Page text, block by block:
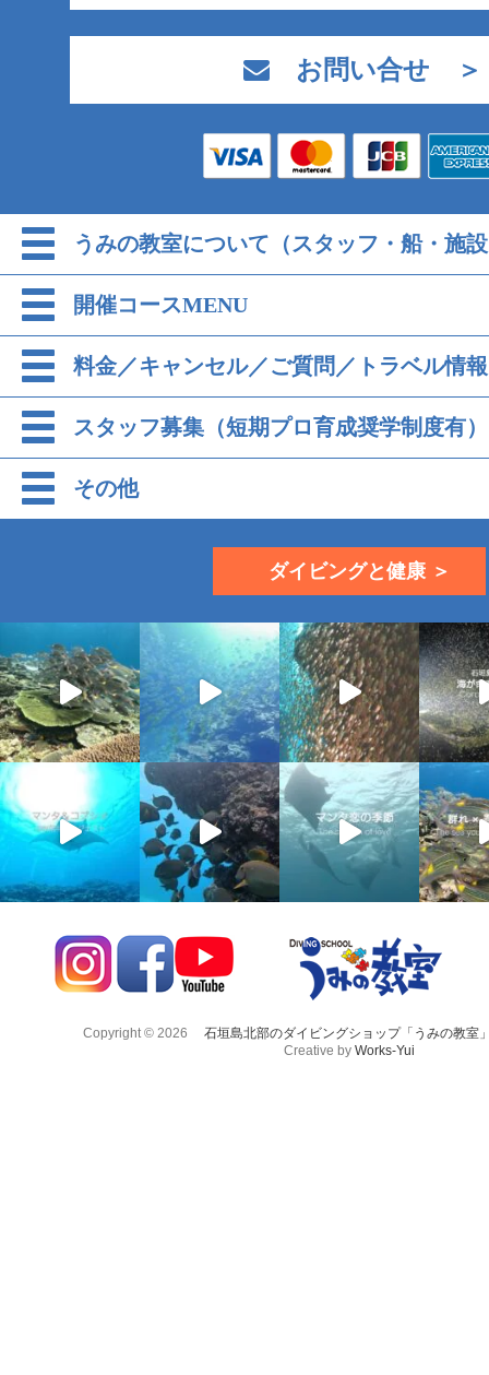
お問い合せ ＞
うみの教室について（スタッフ・船・施
開催コースMENU
料金／キャンセル／ご質問／トラベル情報
スタッフ募集（短期プロ育成奨学制度有）
その他
ダイビングと健康 ＞
Copyright © 2026
石垣島北部のダイビングショップ「うみの教室
Creative by Works-Yui